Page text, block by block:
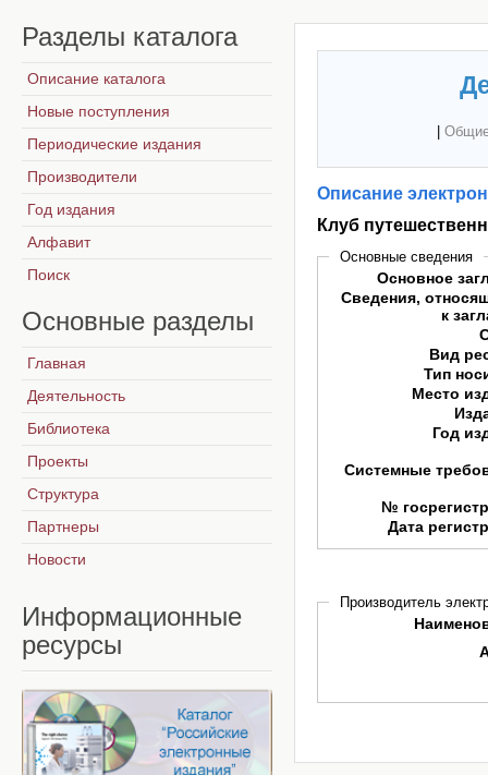
Описание
Клуб
Основные сведения
Основное
Сведения,
к
Вид
Тип
Место
Год
Системные
№
Дата
Производитель
Разделы каталога
Описание каталога
Новые поступления
Периодические издания
Производители
Год издания
Алфавит
Поиск
Основные разделы
Главная
Деятельность
Библиотека
Проекты
Структура
Партнеры
Новости
Информационные
ресурсы